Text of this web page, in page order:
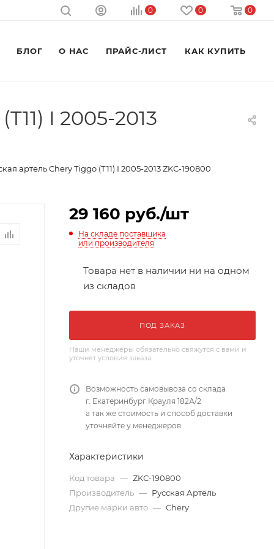
0 0 0
БЛОГ О НАС ПРАЙС-ЛИСТ КАК КУПИТЬ
I 2005-2013
артель Chery Tiggo (Т11) I 2005-2013 ZKС-190800
29 160 руб./шт
На складе поставщика
или производителя
Товара нет в наличии ни на одном
из складов
ПОД ЗАКАЗ
Наши менеджеры обязательно свяжутся с вами и
уточнят условия заказа
Возможность самовывоза со склада
г. Екатеринбург Крауля 182А/2
а так же стоимость и способ доставки
уточняйте у менеджеров
Характеристики
Код товара — ZKС-190800
Производитель — Русская Артель
Другие марки авто — Chery